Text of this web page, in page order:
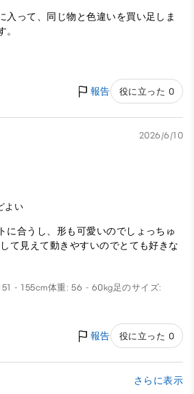
入って、同じ物と色違いを買い足しま
。
報告 役に立った 0
2026/6/10
よい
に合うし、形も可愛いのでしょっちゅ
て見えて動きやすいのでとても好きな
- 155cm体重: 56 - 60kg足のサイズ:
報告 役に立った 0
さらに表示